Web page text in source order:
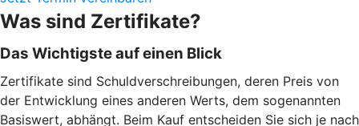
Was sind Zertifikate?
Das Wichtigste auf einen Blick
Zertifikate sind Schuldverschreibungen, deren Preis von
der Entwicklung eines anderen Werts, dem sogenannten
Basiswert, abhängt. Beim Kauf entscheiden Sie sich je nach